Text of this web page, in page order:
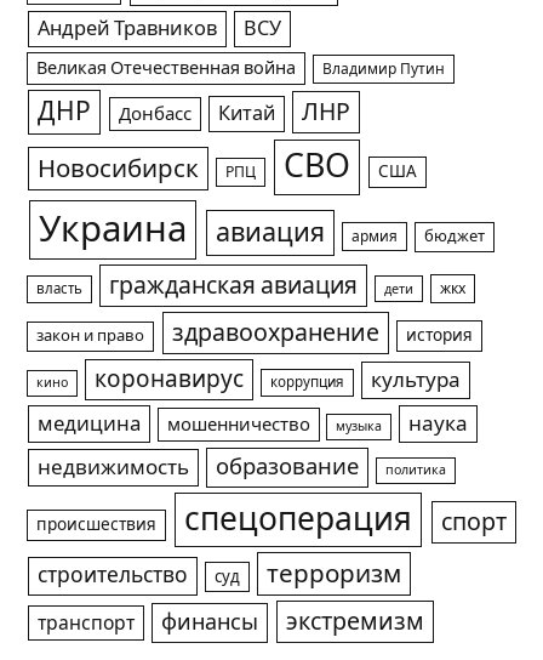
Андрей Травников ВСУ
Великая Отечественная война Владимир Путин
ДНР Донбасс Китай ЛНР
Новосибирск РПЦ СВО США
Украина авиация армия бюджет
власть гражданская авиация дети жкх
закон и право здравоохранение история
кино коронавирус коррупция
культура
медицина
мошенничество музыка
наука
недвижимость
образование политика
происшествия спецоперация спорт
строительство суд терроризм
транспорт финансы экстремизм